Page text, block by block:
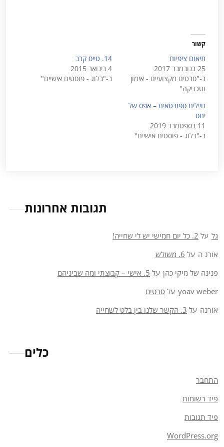
קשור
תיאום ציפיות
25 בנובמבר 2017
ב-"סרטים מקצועיים - אימון
וטכניקה"
14. טייס קרב
4 בינואר 2015
ב-"בלוג - פוסטים אישיים"
חיילים ספורטאים – אפס של
יחס
11 בספטמבר 2019
ב-"בלוג - פוסטים אישיים"
תגובות אחרונות
גל על 2. כל יום חמישי יש לי שחייה!
אורנ ה על 6. משולש
פנינה של מיקי כהן על 5. אישי – קבוצתי ומה שביניהם
yoav weber על סרטים
אורנה על 3. הקשר שלנו בין בלט לשחייה
כלים
התחבר
פיד רשומות
פיד תגובות
WordPress.org